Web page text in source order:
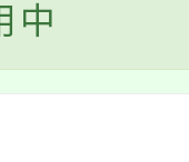
中